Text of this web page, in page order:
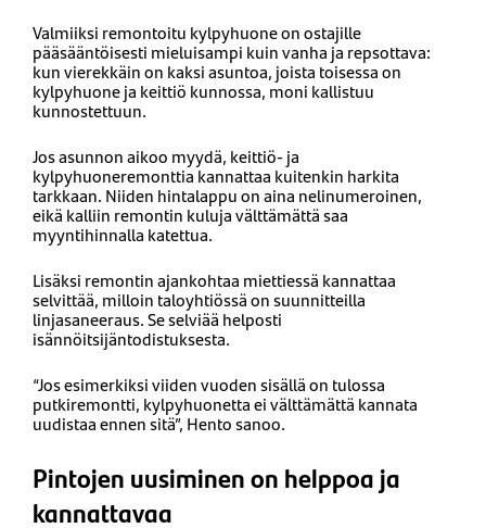
Valmiiksi remontoitu kylpyhuone on ostajille
pääsääntöisesti mieluisampi kuin vanha ja repsottava:
kun vierekkäin on kaksi asuntoa, joista toisessa on
kylpyhuone ja keittiö kunnossa, moni kallistuu
kunnostettuun.
Jos asunnon aikoo myydä, keittiö- ja
kylpyhuoneremonttia kannattaa kuitenkin harkita
tarkkaan. Niiden hintalappu on aina nelinumeroinen,
eikä kalliin remontin kuluja välttämättä saa
myyntihinnalla katettua.
Lisäksi remontin ajankohtaa miettiessä kannattaa
selvittää, milloin taloyhtiössä on suunnitteilla
linjasaneeraus. Se selviää helposti
isännöitsijäntodistuksesta.
“Jos esimerkiksi viiden vuoden sisällä on tulossa
putkiremontti, kylpyhuonetta ei välttämättä kannata
uudistaa ennen sitä”, Hento sanoo.
Pintojen uusiminen on helppoa ja
kannattavaa